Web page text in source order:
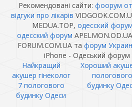
Рекомендовані сайти: фоорум
відгуки про лікарів
MEDUA.TOP, одесский форум
одесский форум
FORUM.COM.UA та форум
iPhone - Одеський
Найкращий
акушер гінеколог
7 пологового
будинку Одеси
Хороший
пологового
будинку